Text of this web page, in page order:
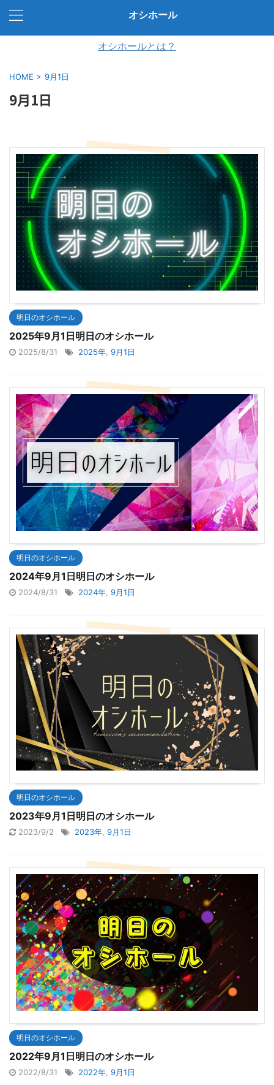
オシホール
オシホールとは？
HOME > 9月1日
9月1日
明日のオシホール
2025年9月1日明日のオシホール
2025/8/31 2025年 9月1日
明日のオシホール
2024年9月1日明日のオシホール
2024/8/31 2024年 9月1日
明日のオシホール
2023年9月1日明日のオシホール
2023/9/2 2023年, 9月1日
明日のオシホール
2022年9月1日明日のオシホール
2022/8/31 2022年 9月1日